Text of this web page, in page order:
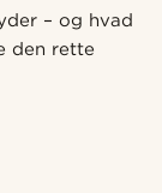
– og hvad
den rette